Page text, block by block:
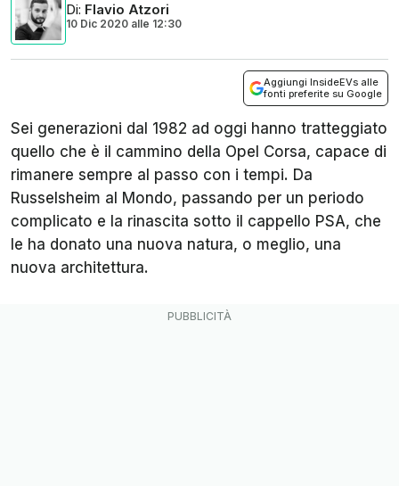
Di: Flavio Atzori
10 Dic 2020 alle 12:30
Aggiungi InsideEVs alle
fonti preferite su Google
Sei generazioni dal 1982 ad oggi hanno tratteggiato
quello che è il cammino della Opel Corsa, capace di
rimanere sempre al passo con i tempi. Da
Russelsheim al Mondo, passando per un periodo
complicato e la rinascita sotto il cappello PSA, che
le ha donato una nuova natura, o meglio, una
nuova architettura.